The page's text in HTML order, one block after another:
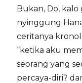
Bukan, Do, kalo
nyinggung
ceritanya
“ketika aku
seorang yang
percaya-diri?